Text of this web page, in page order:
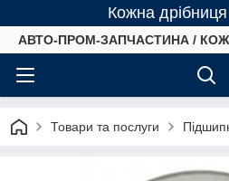
Кожна
АВТО-ПРОМ-ЗАПЧАСТИНА /
Товари та послуги